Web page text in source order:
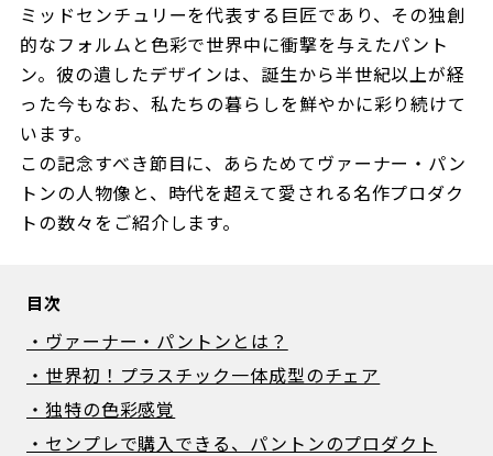
ミッドセンチュリーを代表する巨匠であり、その独創
的なフォルムと色彩で世界中に衝撃を与えたパント
ン。彼の遺したデザインは、誕生から半世紀以上が経
った今もなお、私たちの暮らしを鮮やかに彩り続けて
います。
この記念すべき節目に、あらためてヴァーナー・パン
トンの人物像と、時代を超えて愛される名作プロダク
トの数々をご紹介します。
目次
・ヴァーナー・パントンとは？
・世界初！プラスチック一体成型のチェア
・独特の色彩感覚
・センプレで購入できる、パントンのプロダクト